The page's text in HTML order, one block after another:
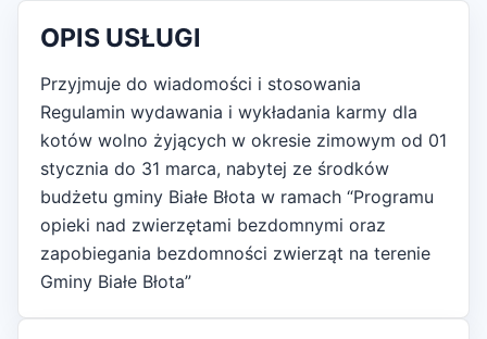
OPIS USŁUGI
Przyjmuje do wiadomości i stosowania
Regulamin wydawania i wykładania karmy dla
kotów wolno żyjących w okresie zimowym od 01
stycznia do 31 marca, nabytej ze środków
budżetu gminy Białe Błota w ramach “Programu
opieki nad zwierzętami bezdomnymi oraz
zapobiegania bezdomności zwierząt na terenie
Gminy Białe Błota”